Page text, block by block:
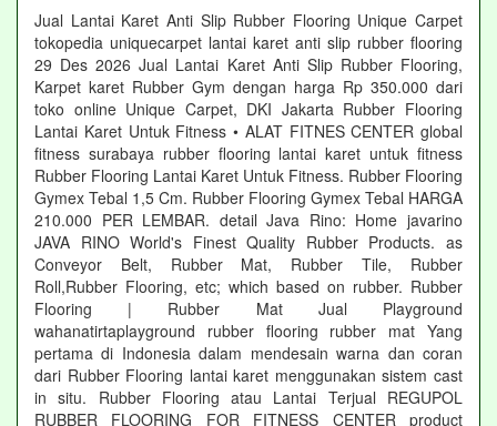
Jual Lantai Karet Anti Slip Rubber Flooring Unique Carpet
tokopedia uniquecarpet lantai karet anti slip rubber flooring
29 Des 2026 Jual Lantai Karet Anti Slip Rubber Flooring,
Karpet karet Rubber Gym dengan harga Rp 350.000 dari
toko online Unique Carpet, DKI Jakarta Rubber Flooring
Lantai Karet Untuk Fitness • ALAT FITNES CENTER global
fitness surabaya rubber flooring lantai karet untuk fitness
Rubber Flooring Lantai Karet Untuk Fitness. Rubber Flooring
Gymex Tebal 1,5 Cm. Rubber Flooring Gymex Tebal HARGA
210.000 PER LEMBAR. detail Java Rino: Home javarino
JAVA RINO World's Finest Quality Rubber Products. as
Conveyor Belt, Rubber Mat, Rubber Tile, Rubber
Roll,Rubber Flooring, etc; which based on rubber. Rubber
Flooring | Rubber Mat Jual Playground
wahanatirtaplayground rubber flooring rubber mat Yang
pertama di Indonesia dalam mendesain warna dan coran
dari Rubber Flooring lantai karet menggunakan sistem cast
in situ. Rubber Flooring atau Lantai Terjual REGUPOL
RUBBER FLOORING FOR FITNESS CENTER product